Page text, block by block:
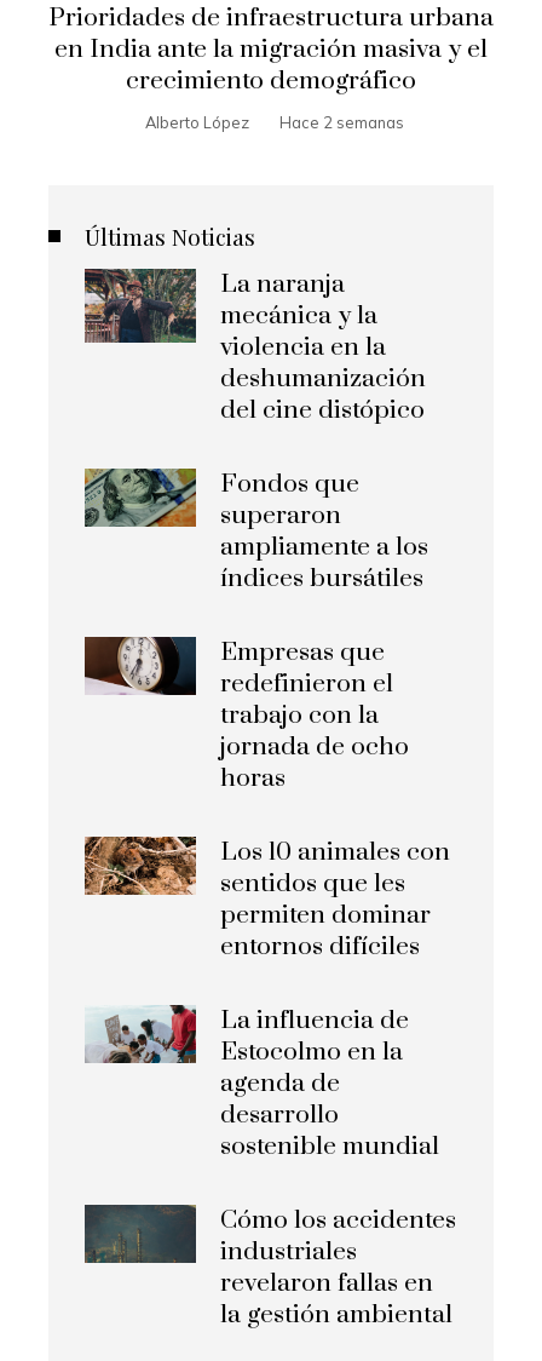
Prioridades de infraestructura urbana
en India ante la migración masiva y el
crecimiento demográfico
Alberto López Hace 2 semanas
Últimas Noticias
La naranja
mecánica y la
violencia en la
deshumanización
del cine distópico
Fondos que
superaron
ampliamente a los
índices bursátiles
Empresas que
redefinieron el
trabajo con la
jornada de ocho
horas
Los 10 animales con
sentidos que les
permiten dominar
entornos difíciles
La influencia de
Estocolmo en la
agenda de
desarrollo
sostenible mundial
Cómo los accidentes
industriales
revelaron fallas en
la gestión ambiental